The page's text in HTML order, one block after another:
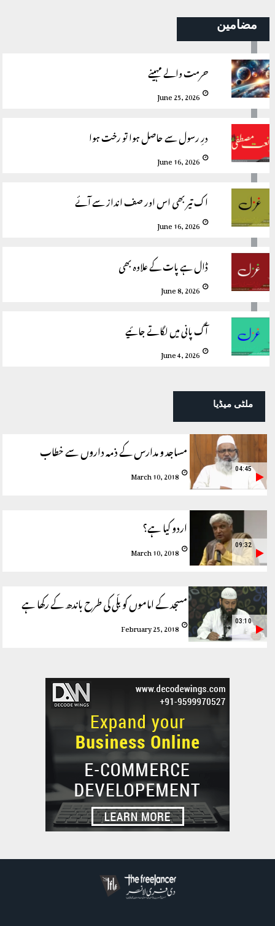
مضامین
حرمت والے مہینے
June 25, 2026
درِ رسول سے حاصل ہوا تو رخت ہوا
June 16, 2026
اک تیر بھی اس اور صف انداز سے آئے
June 16, 2026
ڈال ہے پات کے علاوہ بھی
June 8, 2026
آگ پانی میں لگاتے جائیے
June 4, 2026
ملٹی میڈیا
مساجد و مدارس کے ذمہ داروں سے خطاب
March 10, 2018 04:45
اردو کیا ہے؟
March 10, 2018 09:32
مسجد کے اماموں کو بلّی کی طرح باندھ کے رکھا ہے
February 25, 2018 03:10